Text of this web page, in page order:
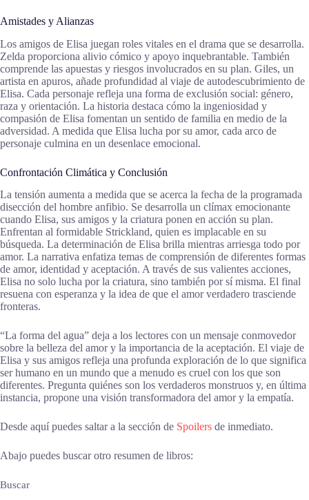
Amistades y Alianzas
Los amigos de Elisa juegan roles vitales en el drama que se desarrolla.
Zelda proporciona alivio cómico y apoyo inquebrantable. También
comprende las apuestas y riesgos involucrados en su plan. Giles, un
artista en apuros, añade profundidad al viaje de autodescubrimiento de
Elisa. Cada personaje refleja una forma de exclusión social: género,
raza y orientación. La historia destaca cómo la ingeniosidad y
compasión de Elisa fomentan un sentido de familia en medio de la
adversidad. A medida que Elisa lucha por su amor, cada arco de
personaje culmina en un desenlace emocional.
Confrontación Climática y Conclusión
La tensión aumenta a medida que se acerca la fecha de la programada
disección del hombre anfibio. Se desarrolla un clímax emocionante
cuando Elisa, sus amigos y la criatura ponen en acción su plan.
Enfrentan al formidable Strickland, quien es implacable en su
búsqueda. La determinación de Elisa brilla mientras arriesga todo por
amor. La narrativa enfatiza temas de comprensión de diferentes formas
de amor, identidad y aceptación. A través de sus valientes acciones,
Elisa no solo lucha por la criatura, sino también por sí misma. El final
resuena con esperanza y la idea de que el amor verdadero trasciende
fronteras.
“La forma del agua” deja a los lectores con un mensaje conmovedor
sobre la belleza del amor y la importancia de la aceptación. El viaje de
Elisa y sus amigos refleja una profunda exploración de lo que significa
ser humano en un mundo que a menudo es cruel con los que son
diferentes. Pregunta quiénes son los verdaderos monstruos y, en última
instancia, propone una visión transformadora del amor y la empatía.
Desde aquí puedes saltar a la sección de Spoilers de inmediato.
Abajo puedes buscar otro resumen de libros:
Buscar